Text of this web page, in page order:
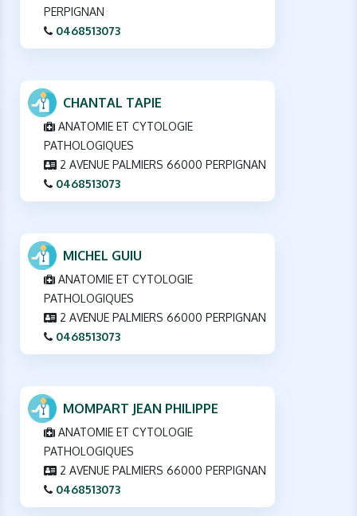
PERPIGNAN
0468513073
CHANTAL TAPIE
ANATOMIE ET CYTOLOGIE
PATHOLOGIQUES
2 AVENUE PALMIERS 66000 PERPIGNAN
0468513073
MICHEL GUIU
ANATOMIE ET CYTOLOGIE
PATHOLOGIQUES
2 AVENUE PALMIERS 66000 PERPIGNAN
0468513073
MOMPART JEAN PHILIPPE
ANATOMIE ET CYTOLOGIE
PATHOLOGIQUES
2 AVENUE PALMIERS 66000 PERPIGNAN
0468513073